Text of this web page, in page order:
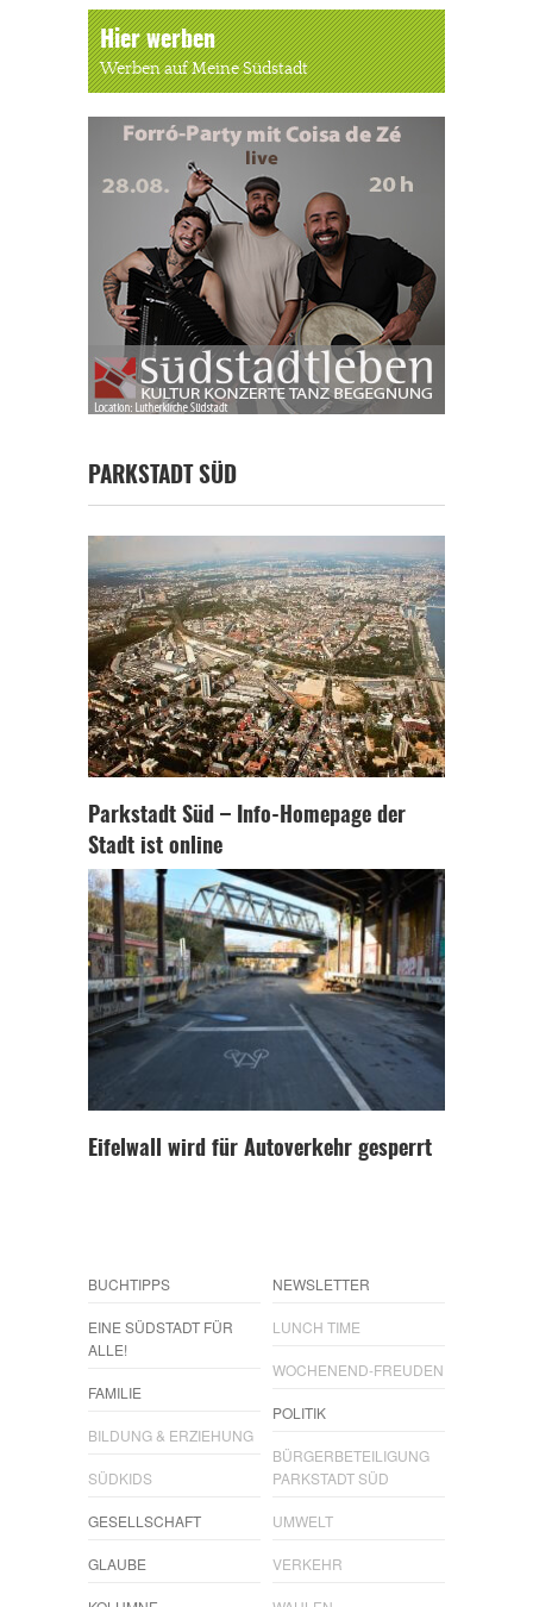
Hier werben
Werben auf Meine Südstadt
PARKSTADT SÜD
Parkstadt Süd – Info-Homepage der
Stadt ist online
Eifelwall wird für Autoverkehr gesperrt
BUCHTIPPS
EINE SÜDSTADT FÜR
ALLE!
FAMILIE
BILDUNG & ERZIEHUNG
SÜDKIDS
GESELLSCHAFT
GLAUBE
NEWSLETTER
LUNCH TIME
WOCHENEND-FREUDEN
POLITIK
BÜRGERBETEILIGUNG
PARKSTADT SÜD
UMWELT
VERKEHR